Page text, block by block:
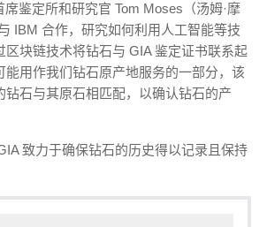
鉴定所和研究官 Tom Moses（汤姆·摩
IBM 合作，研究如何利用人工智能等技
区块链技术将钻石与 GIA 鉴定证书联系起
能用作我们钻石原产地服务的一部分，该
钻石与其原石相匹配，以确认钻石的产
致力于确保钻石的历史得以记录且保持